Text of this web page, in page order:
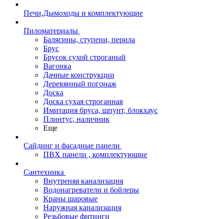
Печи,Дымоходы и комплектующие
Пиломатериалы
Балясины, ступени, перила
Брус
Брусок сухой строганый
Вагонка
Дачные конструкции
Деревянный погонаж
Доска
Доска сухая строганная
Имитация бруса, шпунт, блокхаус
Плинтус, наличник
Еще
Сайдинг и фасадные панели
ПВХ панели , комплектующие
Сантехника
Внутреняя канализация
Водонагреватели и бойлеры
Краны шаровые
Наружная канализация
Резьбовые фитинги